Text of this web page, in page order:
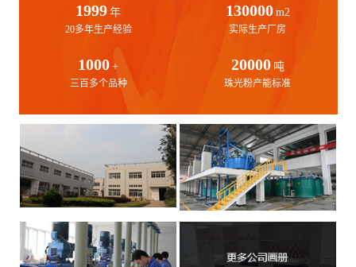
1999 年
20多年生产经验
130000 m2
实际生产厂房
1000 +
三百多个品种
20000 吨
珠光粉产能标准